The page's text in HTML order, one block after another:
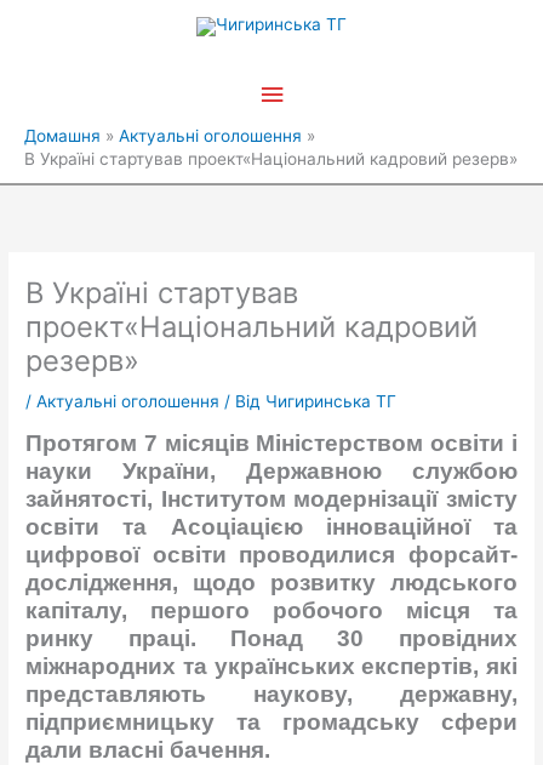
Головне
Домашня
Актуальні оголошення
В Україні стартував проект«Національний кадровий резерв»
В Україні стартував
проект«Національний кадровий
резерв»
/Актуальні оголошення / Від Чигиринська ТГ
Протягом 7 місяців Міністерством освіти і
науки України, Державною службою
зайнятості, Інститутом модернізації змісту
освіти та Асоціацією інноваційної та
цифрової освіти проводилися форсайт-
дослідження, щодо розвитку людського
капіталу, першого робочого місця та
ринку праці. Понад 30 провідних
міжнародних та українських експертів, які
представляють наукову, державну,
підприємницьку та громадську сфери
дали власні бачення.